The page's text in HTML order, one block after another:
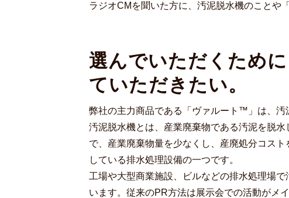
ラジオCMを聞いた方に、汚泥脱水機のことや
選んでいただくため
ていただきたい。
弊社の主力商品である「ヴァルート™」は、汚
汚泥脱水機とは、産業廃棄物である汚泥を脱水
で、産業廃棄物量を少なくし、産廃処分コスト
している排水処理設備の一つです。
工場や大型商業施設、ビルなどの排水処理場で
います。従来のPR方法は展示会での活動がメイ